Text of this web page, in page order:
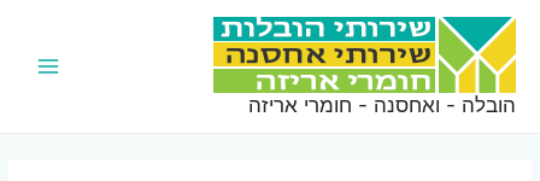
הובלה - ואחסנה - חומרי אריזה